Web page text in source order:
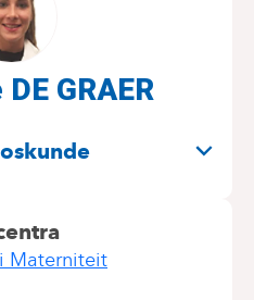
GRAER
Materniteit